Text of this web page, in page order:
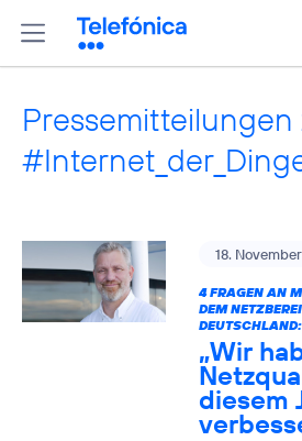
Pressemitteilungen
18.
4 FRAGEN AN
DEM
DEUTSCHLAND:
„Wir
diesem